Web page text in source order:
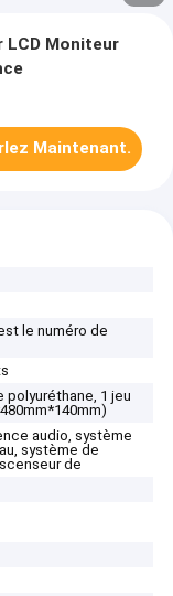
LCD Moniteur
Maintenant.
le numéro de
1 jeu
audio, système
système de
de